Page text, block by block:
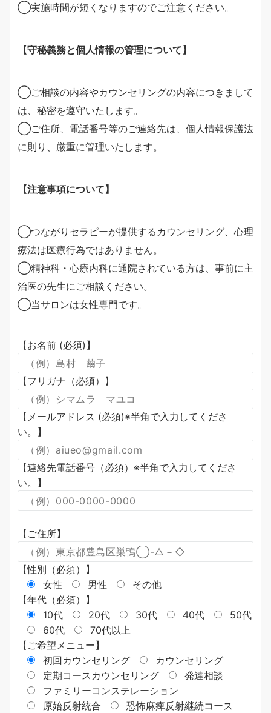
◯実施時間が短くなりますのでご注意ください。
【守秘義務と個人情報の管理について】
◯ご相談の内容やカウンセリングの内容につきまして
は、秘密を遵守いたします。
◯ご住所、電話番号等のご連絡先は、個人情報保護法
に則り、厳重に管理いたします。
【注意事項について】
◯つながりセラピーが提供するカウンセリング、心理
療法は医療行為ではありません。
◯精神科・心療内科に通院されている方は、事前に主
治医の先生にご相談ください。
◯当サロンは女性専門です。
【お名前 (必須)】
【フリガナ（必須）】
【メールアドレス (必須)※半角で入力してくださ
い。】
【連絡先電話番号（必須）※半角で入力してくださ
い。】
【ご住所】
【性別（必須）】
女性
男性
その他
【年代（必須）】
10代
20代 30代 40代
50代
60代
70代以上
【ご希望メニュー】
初回カウンセリング
カウンセリング
定期コースカウンセリング
発達相談
ファミリーコンステレーション
原始反射統合
恐怖麻痺反射継続コース